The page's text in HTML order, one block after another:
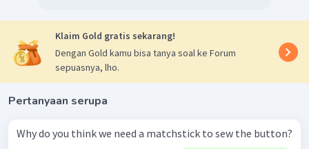
Klaim Gold gratis sekarang!
Dengan Gold kamu bisa tanya soal ke Forum
sepuasnya, lho.
Pertanyaan serupa
Why do you think we need a matchstick to sew the button?